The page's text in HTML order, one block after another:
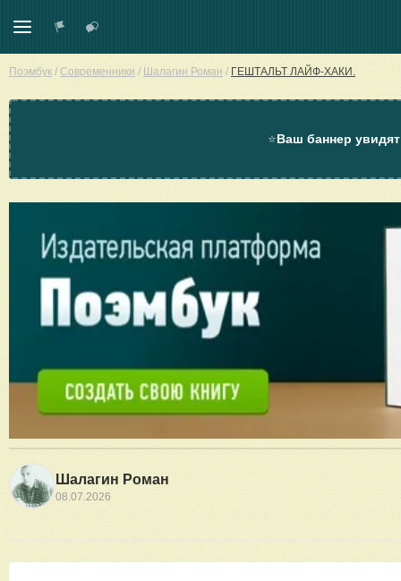
Поэмбук / Современники / Шалагин Роман / ГЕШТАЛЬТ ЛАЙФ-ХАКИ.
⭐Ваш баннер
Шалагин Роман
08.07.2026